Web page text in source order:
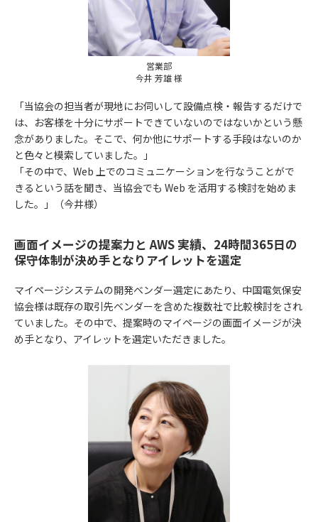
営業部
今井 芳雄 様
「当協会の担当者が現地にお伺いして設備点検・報告するだけで
は、お客様を十分にサポートできていないのではないかという懸
念がありました。そこで、何か他にサポートする手段はないのか
と色々と模索していました。」
「その中で、Web 上でのコミュニケーションを行なうことがで
きるという話を聞き、当協会でも Web を活用する検討を始めま
した。」（今井様）
画面イメージの提案力と AWS 実績、24時間365日の
保守体制が決め手となりアイレットを選定
マイページシステムの開発ベンダー選定にあたり、中国電気保安
協会様は既存の取引先ベンダーを含めた複数社で比較検討をされ
ていました。その中で、提案時のマイページの画面イメージが決
め手となり、アイレットを選定いただきました。